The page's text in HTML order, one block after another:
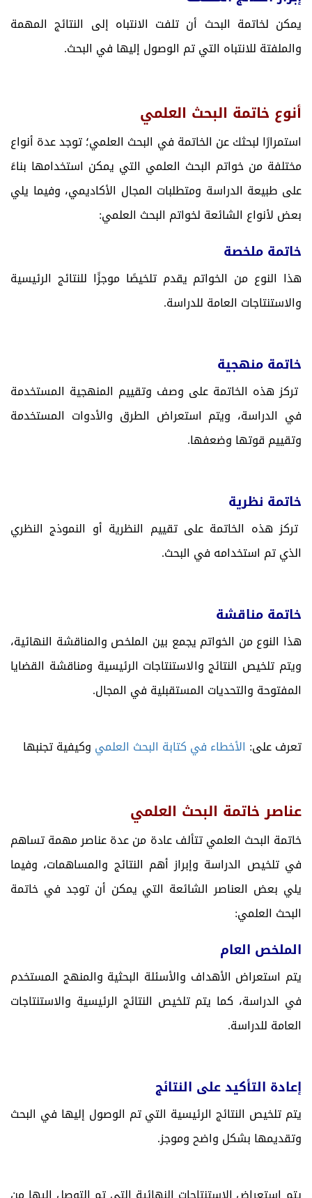
يمكن لخاتمة البحث أن تلفت الانتباه إلى النتائج المهمة
والملفتة للانتباه التي تم الوصول إليها في البحث.
أنوع خاتمة البحث العلمي
استمرارًا لبحثك عن الخاتمة في البحث العلمي؛ توجد عدة أنواع
مختلفة من خواتم البحث العلمي التي يمكن استخدامها بناءً
على طبيعة الدراسة ومتطلبات المجال الأكاديمي، وفيما يلي
بعض لأنواع الشائعة لخواتم البحث العلمي:
خاتمة ملخصة
هذا النوع من الخواتم يقدم تلخيصًا موجزًا للنتائج الرئيسية
والاستنتاجات العامة للدراسة.
خاتمة منهجية
تركز هذه الخاتمة على وصف وتقييم المنهجية المستخدمة
في الدراسة، ويتم استعراض الطرق والأدوات المستخدمة
وتقييم قوتها وضعفها.
خاتمة نظرية
تركز هذه الخاتمة على تقييم النظرية أو النموذج النظري
الذي تم استخدامه في البحث.
خاتمة مناقشة
هذا النوع من الخواتم يجمع بين الملخص والمناقشة النهائية،
ويتم تلخيص النتائج والاستنتاجات الرئيسية ومناقشة القضايا
المفتوحة والتحديات المستقبلية في المجال.
تعرف على: الأخطاء في كتابة البحث العلمي وكيفية تجنبها
عناصر خاتمة البحث العلمي
خاتمة البحث العلمي تتألف عادة من عدة عناصر مهمة تساهم
في تلخيص الدراسة وإبراز أهم النتائج والمساهمات، وفيما
يلي بعض العناصر الشائعة التي يمكن أن توجد في خاتمة
البحث العلمي:
الملخص العام
يتم استعراض الأهداف والأسئلة البحثية والمنهج المستخدم
في الدراسة، كما يتم تلخيص النتائج الرئيسية والاستنتاجات
العامة للدراسة.
إعادة التأكيد على النتائج
يتم تلخيص النتائج الرئيسية التي تم الوصول إليها في البحث
وتقديمها بشكل واضح وموجز.